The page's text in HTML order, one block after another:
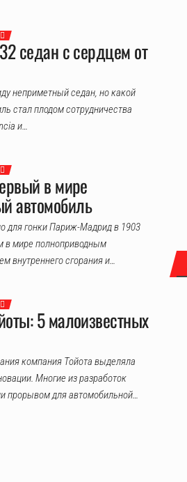
седан с сердцем от
неприметный седан, но какой
стал плодом сотрудничества
и…
в мире
автомобиль
для гонки Париж-Мадрид в 1903
в мире полноприводным
внутреннего сгорания и…
5 малоизвестных
компания Тойота выделяла
Многие из разработок
прорывом для автомобильной…